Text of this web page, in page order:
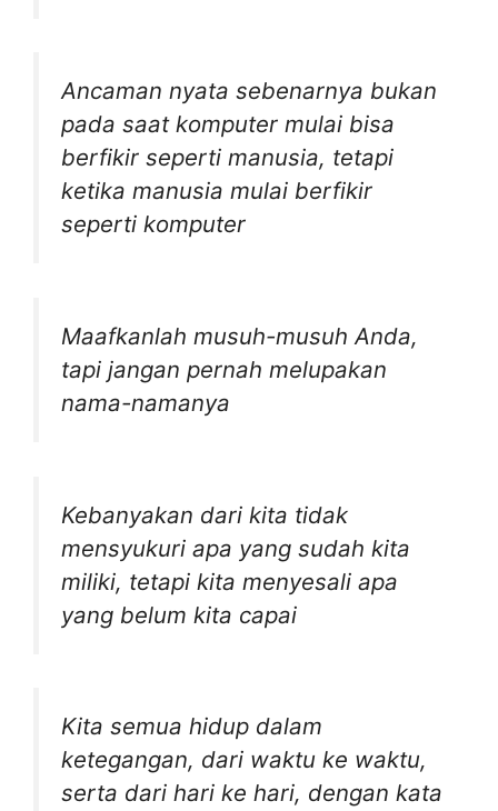
Ancaman nyata sebenarnya bukan
pada saat komputer mulai bisa
berfikir seperti manusia, tetapi
ketika manusia mulai berfikir
seperti komputer
Maafkanlah musuh-musuh Anda,
tapi jangan pernah melupakan
nama-namanya
Kebanyakan dari kita tidak
mensyukuri apa yang sudah kita
miliki, tetapi kita menyesali apa
yang belum kita capai
Kita semua hidup dalam
ketegangan, dari waktu ke waktu,
serta dari hari ke hari, dengan kata